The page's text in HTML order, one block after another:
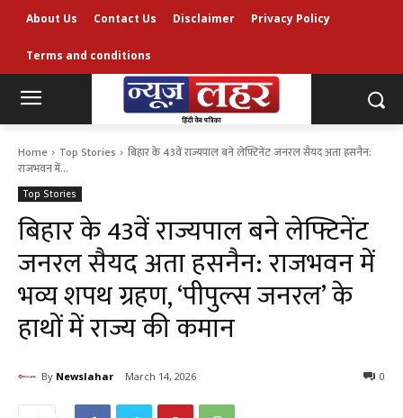
About Us Contact Us Disclaimer Privacy Policy
Terms and conditions
Home Top Stories
बिहार के 43वें राज्यपाल बने लेफ्टिनेंट जनरल सैयद अता हसनैन:
राजभवन में...
Top Stories
बिहार के 43वें राज्यपाल बने लेफ्टिनेंट
जनरल सैयद अता हसनैन: राजभवन में
भव्य शपथ ग्रहण, ‘पीपुल्स जनरल’ के
हाथों में राज्य की कमान
By Newslahar March 14, 2026 0